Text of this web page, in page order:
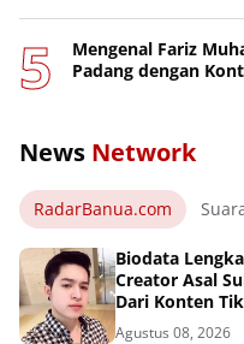
Mengenal Fariz
Padang dengan
News Network
RadarBanua.com
Biodata
Creator Asal
Dari Konten
Agustus 08, 2026